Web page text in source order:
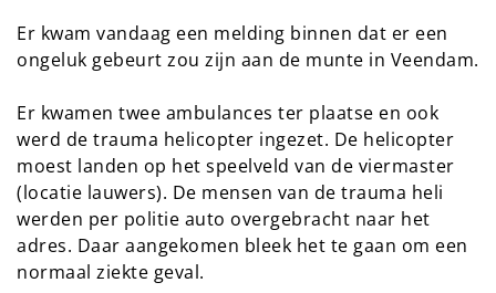
Er kwam vandaag een melding binnen dat er een
ongeluk gebeurt zou zijn aan de munte in Veendam.
Er kwamen twee ambulances ter plaatse en ook
werd de trauma helicopter ingezet. De helicopter
moest landen op het speelveld van de viermaster
(locatie lauwers). De mensen van de trauma heli
werden per politie auto overgebracht naar het
adres. Daar aangekomen bleek het te gaan om een
normaal ziekte geval.